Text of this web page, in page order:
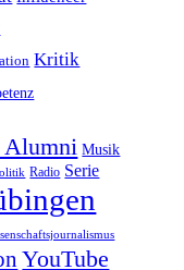
Kritik
Musik
Radio Serie
YouTube